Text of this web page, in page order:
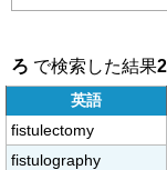
ろ で検索した結果
英語
fistulectomy
fistulography